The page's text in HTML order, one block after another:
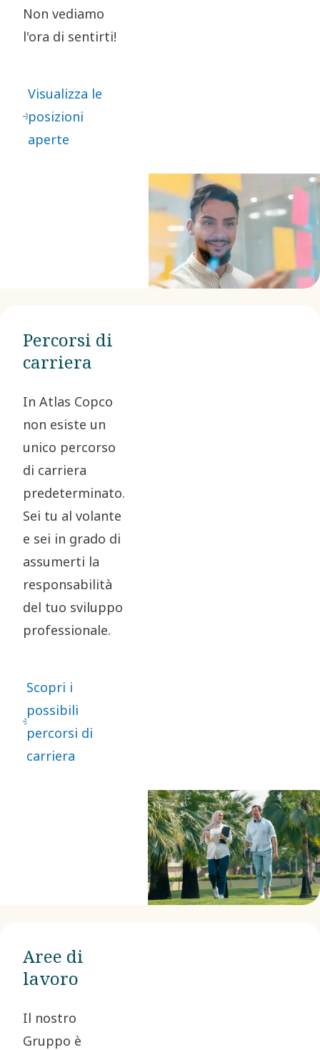
Non vediamo
l'ora di sentirti!
Visualizza le
posizioni
aperte
Percorsi di
carriera
In Atlas Copco
non esiste un
unico percorso
di carriera
predeterminato.
Sei tu al volante
e sei in grado di
assumerti la
responsabilità
del tuo sviluppo
professionale.​
Scopri i
possibili
percorsi di
carriera
Aree di
lavoro
Il nostro
Gruppo è